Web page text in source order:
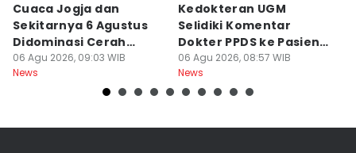
Cuaca Jogja dan
Sekitarnya 6 Agustus
Didominasi Cerah
Berawan
06 Agu 2026, 09:03 WIB
News
Kedokteran UGM
Selidiki Komentar
Dokter PPDS ke Pasien
BPJS di Medsos
06 Agu 2026, 08:57 WIB
News